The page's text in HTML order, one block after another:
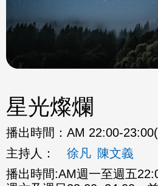
星光燦爛
播出時間： AM 22:00-
主持人：
徐凡 陳文義
播出時間:AM週一至週五